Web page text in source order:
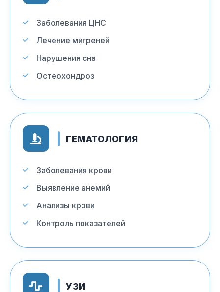
Заболевания ЦНС
Лечение мигреней
Нарушения сна
Остеохондроз
ГЕМАТОЛОГИЯ
Заболевания крови
Выявление анемий
Анализы крови
Контроль показателей
УЗИ